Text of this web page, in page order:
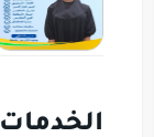
الخدمات